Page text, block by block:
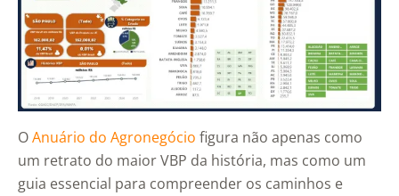
OAnuário do Agronegócio figura não apenas como
um retrato do maior VBP da história, mas como um
guia essencial para compreender os caminhos e